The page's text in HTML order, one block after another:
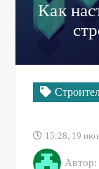
Как
15:28, 19
Автор: